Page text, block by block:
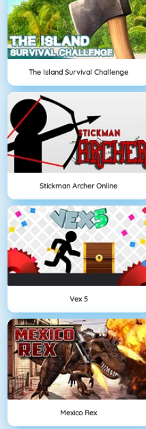
The Island Survival Challenge
Stickman Archer Online
Vex 5
Mexico Rex